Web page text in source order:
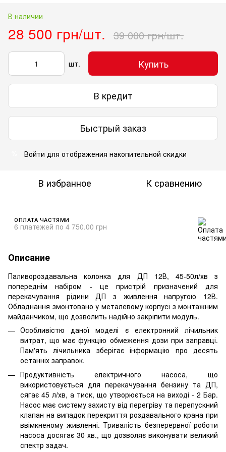
В наличии
28 500 грн/шт. 39 000 грн/шт.
шт. Купить
В кредит
Быстрый заказ
Войти для отображения накопительной скидки
В избранное К сравнению
ОПЛАТА ЧАСТЯМИ
6 платежей по 4 750.00 грн
Описание
Паливороздавальна колонка для ДП 12В, 45-50л/хв з
попереднім набіром - це пристрій призначений для
перекачування рідини ДП з живлення напругою 12В.
Обладнання змонтовано у металевому корпусі з монтажним
майданчиком, що дозволить надійно закріпити модуль.
Особливістю даної моделі є електронний лічильник
витрат, що має функцію обмеження дози при заправці.
Пам'ять лічильника зберігає інформацію про десять
останніх заправок.
Продуктивність електричного насоса, що
використовується для перекачування бензину та ДП,
сягає 45 л/хв, а тиск, що утворюється на виході - 2 Бар.
Насос має систему захисту від перегріву та перепускний
клапан на випадок перекриття роздавального крана при
ввімкненому живленні. Тривалість безперервної роботи
насоса досягає 30 хв., що дозволяє виконувати великий
спектр задач.